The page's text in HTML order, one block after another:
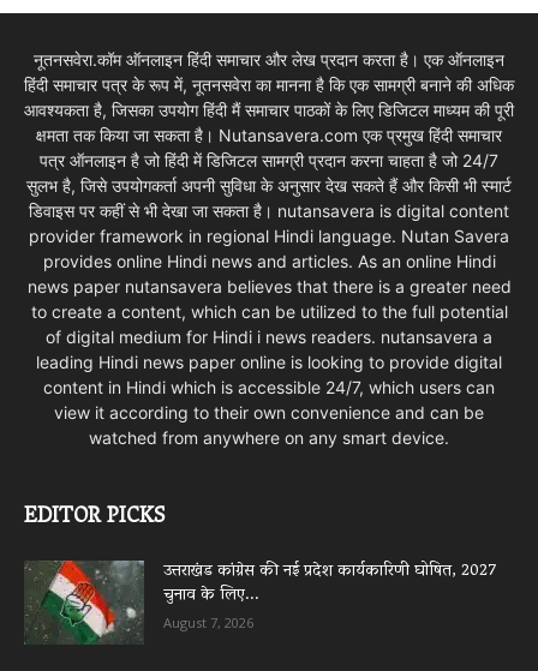
नूतनसवेरा.कॉम ऑनलाइन हिंदी समाचार और लेख प्रदान करता है। एक ऑनलाइन
हिंदी समाचार पत्र के रूप में, नूतनसवेरा का मानना है कि एक सामग्री बनाने की अधिक
आवश्यकता है, जिसका उपयोग हिंदी मैं समाचार पाठकों के लिए डिजिटल माध्यम की पूरी
क्षमता तक किया जा सकता है। Nutansavera.com एक प्रमुख हिंदी समाचार
पत्र ऑनलाइन है जो हिंदी में डिजिटल सामग्री प्रदान करना चाहता है जो 24/7
सुलभ है, जिसे उपयोगकर्ता अपनी सुविधा के अनुसार देख सकते हैं और किसी भी स्मार्ट
डिवाइस पर कहीं से भी देखा जा सकता है। nutansavera is digital content
provider framework in regional Hindi language. Nutan Savera
provides online Hindi news and articles. As an online Hindi
news paper nutansavera believes that there is a greater need
to create a content, which can be utilized to the full potential
of digital medium for Hindi i news readers. nutansavera a
leading Hindi news paper online is looking to provide digital
content in Hindi which is accessible 24/7, which users can
view it according to their own convenience and can be
watched from anywhere on any smart device.
EDITOR PICKS
उत्तराखंड कांग्रेस की नई प्रदेश कार्यकारिणी घोषित, 2027
चुनाव के लिए...
August 7, 2026